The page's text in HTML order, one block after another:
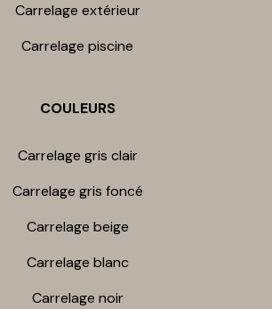
Carrelage extérieur
Carrelage piscine
COULEURS
Carrelage gris clair
Carrelage gris foncé
Carrelage beige
Carrelage blanc
Carrelage noir